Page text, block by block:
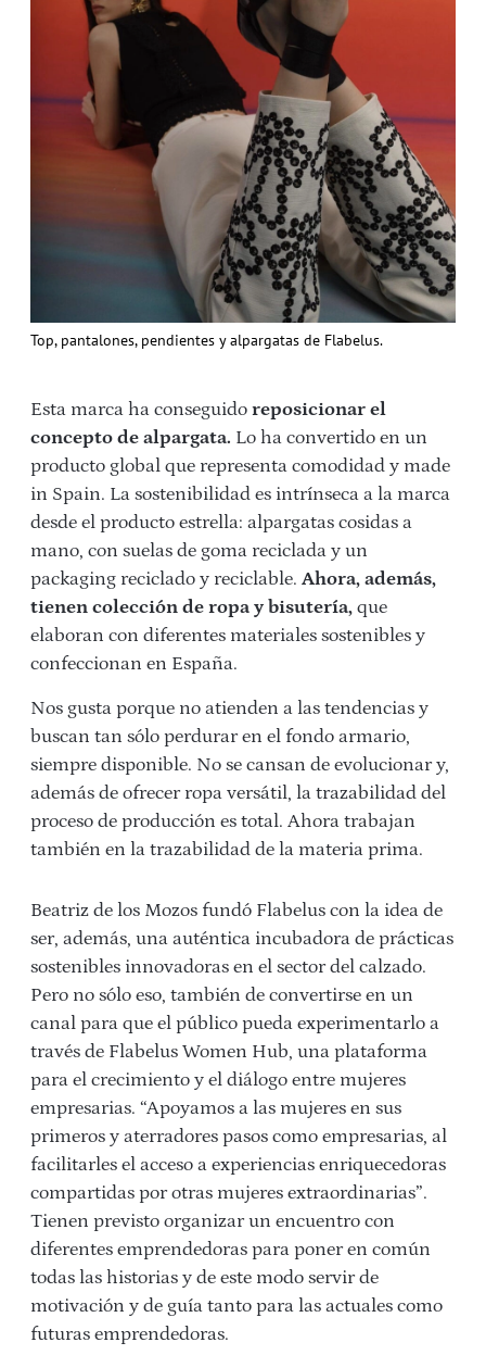
Top, pantalones, pendientes y alpargatas de Flabelus.
Esta marca ha conseguido reposicionar el
concepto de alpargata. Lo ha convertido en un
producto global que representa comodidad y made
in Spain. La sostenibilidad es intrínseca a la marca
desde el producto estrella: alpargatas cosidas a
mano, con suelas de goma reciclada y un
packaging reciclado y reciclable. Ahora, además,
tienen colección de ropa y bisutería, que
elaboran con diferentes materiales sostenibles y
confeccionan en España.
Nos gusta porque no atienden a las tendencias y
buscan tan sólo perdurar en el fondo armario,
siempre disponible. No se cansan de evolucionar y,
además de ofrecer ropa versátil, la trazabilidad del
proceso de producción es total. Ahora trabajan
también en la trazabilidad de la materia prima.
Beatriz de los Mozos fundó Flabelus con la idea de
ser, además, una auténtica incubadora de prácticas
sostenibles innovadoras en el sector del calzado.
Pero no sólo eso, también de convertirse en un
canal para que el público pueda experimentarlo a
través de Flabelus Women Hub, una plataforma
para el crecimiento y el diálogo entre mujeres
empresarias. “Apoyamos a las mujeres en sus
primeros y aterradores pasos como empresarias, al
facilitarles el acceso a experiencias enriquecedoras
compartidas por otras mujeres extraordinarias”.
Tienen previsto organizar un encuentro con
diferentes emprendedoras para poner en común
todas las historias y de este modo servir de
motivación y de guía tanto para las actuales como
futuras emprendedoras.